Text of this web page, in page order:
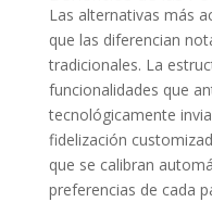
Las alternativas más
que las diferencian
tradicionales. La
funcionalidades que
tecnológicamente
fidelización
que se calibran
preferencias de cada